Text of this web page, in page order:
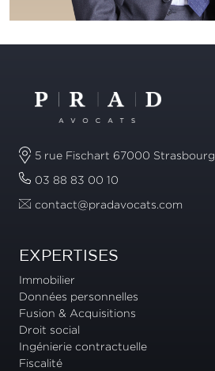
5 rue Fischart 67000 Strasbourg
03 88 83 00 10
contact@pradavocats.com
EXPERTISES
Immobilier
Données personnelles
Fusion & Acquisitions
Droit social
Ingénierie contractuelle
Fiscalité